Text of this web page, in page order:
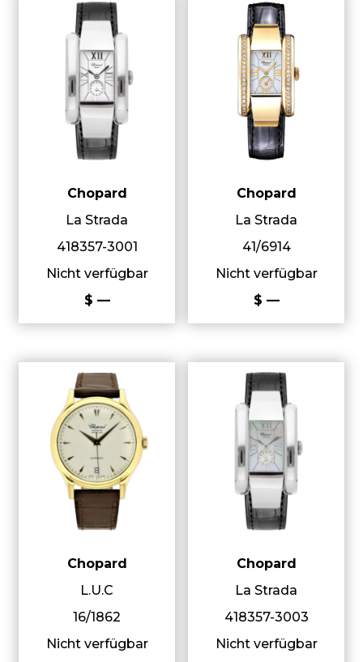
Chopard
La Strada
418357-3001
Nicht verfügbar
$ —
Chopard
La Strada
41/6914
Nicht verfügbar
$ —
Chopard
L.U.C
16/1862
Nicht verfügbar
Chopard
La Strada
418357-3003
Nicht verfügbar